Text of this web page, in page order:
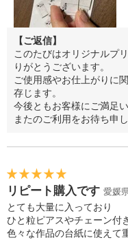
【ご返信】
このたびはオリジナルプ
りがとうございます。
ご使用感やお仕上がりに
存じます。
今後ともお客様にご満足
またのご利用をお待ち申
リピート購入です 愛媛
とても大量に入っており
ひと粒ピアスやチェーン付
色々な作品の台紙に使えて